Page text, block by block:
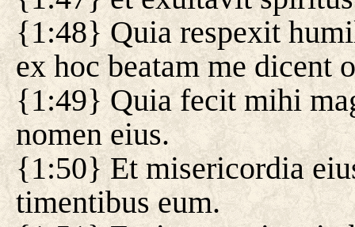
{1:48} Quia respexit
ex hoc beatam me dicent
{1:49} Quia fecit mihi
nomen eius.
{1:50} Et misericordia
timentibus eum.